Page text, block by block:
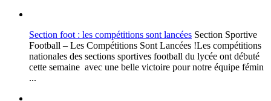
Section foot : les compétitions sont lancées Section Sportive
Football – Les Compétitions Sont Lancées !Les compétitions
nationales des sections sportives football du lycée ont débuté
cette semaine avec une belle victoire pour notre équipe fémin
...